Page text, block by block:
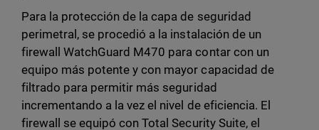
Para la protección de la capa de seguridad
perimetral, se procedió a la instalación de un
firewall WatchGuard M470 para contar con un
equipo más potente y con mayor capacidad de
filtrado para permitir más seguridad
incrementando a la vez el nivel de eficiencia. El
firewall se equipó con Total Security Suite, el